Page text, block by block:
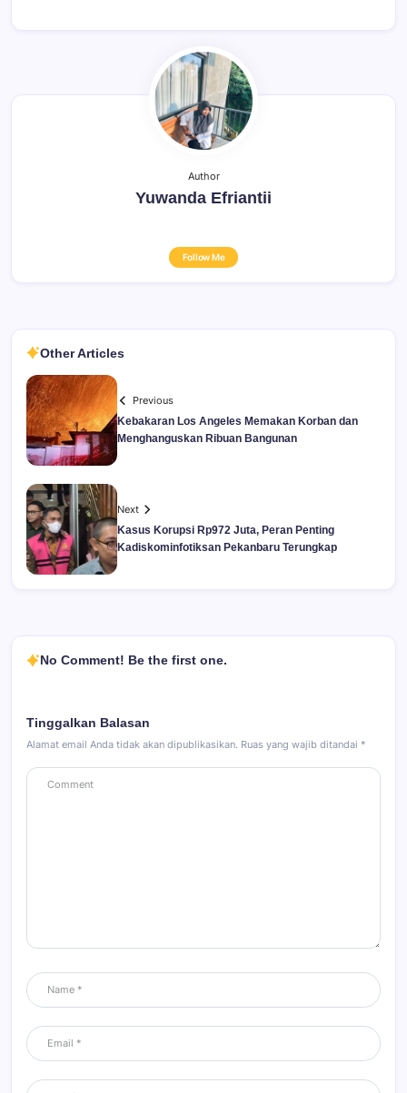
Author
Yuwanda Efriantii
Follow Me
Other Articles
Previous
Kebakaran Los Angeles Memakan Korban dan
Menghanguskan Ribuan Bangunan
Next
Kasus Korupsi Rp972 Juta, Peran Penting
Kadiskominfotiksan Pekanbaru Terungkap
No Comment! Be the first one.
Tinggalkan Balasan
Alamat email Anda tidak akan dipublikasikan. Ruas yang wajib ditandai *